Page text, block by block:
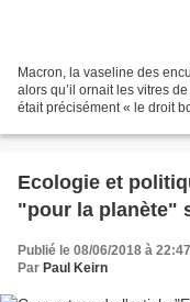
Macron, la vaseline des
alors qu’il ornait les vitres
était précisément « le droit
Ecologie et
"pour la planète"
Publié le 08/06/2018 à 22:47
Par Paul Keirn